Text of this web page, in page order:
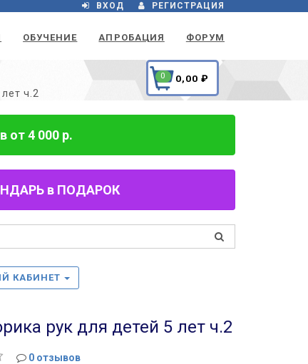
ВХОД РЕГИСТРАЦИЯ
ОБУЧЕНИЕ АПРОБАЦИЯ ФОРУМ
ч.2
0 0,00 ₽
от 4 000 р.
в ПОДАРОК
КАБИНЕТ
рук для детей 5 лет ч.2
0 отзывов